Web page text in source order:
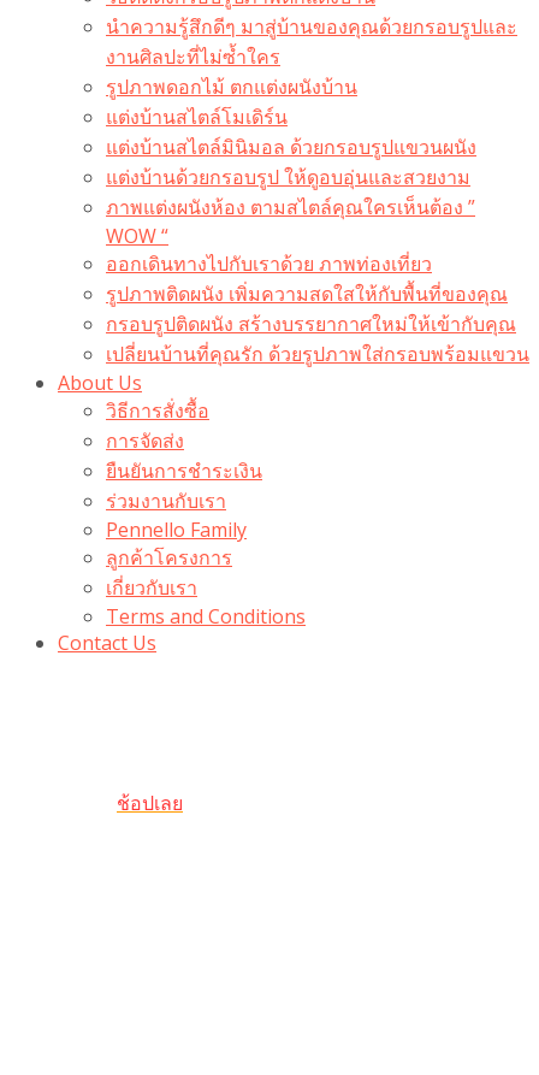
นำความรู้สึกดีๆ มาสู่บ้านของคุณด้วยกรอบรูปและ
งานศิลปะที่ไม่ซ้ำใคร
รูปภาพดอกไม้ ตกแต่งผนังบ้าน
แต่งบ้านสไตล์โมเดิร์น
แต่งบ้านสไตล์มินิมอล ด้วยกรอบรูปแขวนผนัง
แต่งบ้านด้วยกรอบรูป ให้ดูอบอุ่นและสวยงาม
ภาพแต่งผนังห้อง ตามสไตล์คุณใครเห็นต้อง ”
WOW “
ออกเดินทางไปกับเราด้วย ภาพท่องเที่ยว
รูปภาพติดผนัง เพิ่มความสดใสให้กับพื้นที่ของคุณ
กรอบรูปติดผนัง สร้างบรรยากาศใหม่ให้เข้ากับคุณ
เปลี่ยนบ้านที่คุณรัก ด้วยรูปภาพใส่กรอบพร้อมแขวน​
About Us
วิธีการสั่งซื้อ
การจัดส่ง
ยืนยันการชำระเงิน
ร่วมงานกับเรา
Pennello Family
ลูกค้าโครงการ
เกี่ยวกับเรา
Terms and Conditions
Contact Us
ช้อปเลย